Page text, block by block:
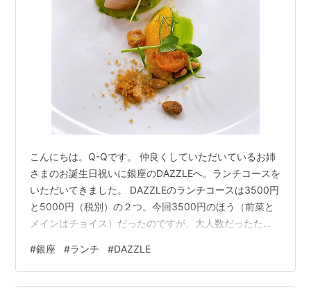
こんにちは。Q-Qです。 仲良くしていただいているお姉
さまのお誕生日祝いに銀座のDAZZLEへ。ランチコースを
いただいてきました。 DAZZLEのランチコースは3500円
と5000円（税別）の２つ。今回3500円のほう（前菜と
メインはチョイス）だったのですが、大人数だったため
いなかったし（正直なんでもよかった^^;）、全員一致で
それでいいでーす、となり。 ドリンクだけ個別オーダ
#銀座 #ランチ #DAZZLE